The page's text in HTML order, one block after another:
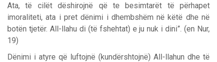
Ata, të cilët dëshirojnë që te besimtarët të përhapet
imoraliteti, ata i pret dënimi i dhembshëm në këtë dhe në
botën tjetër. All-llahu di (të fshehtat) e ju nuk i dini”. (en Nur,
19)
Dënimi i atyre që luftojnë (kundërshtojnë) All-llahun dhe të